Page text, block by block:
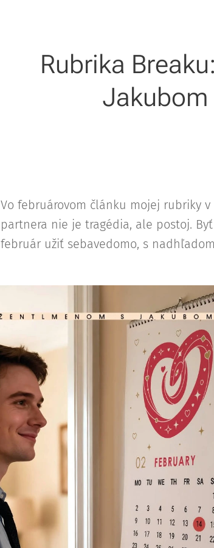
Rubrika
Jakubom
Vo februárovom článku mojej rubriky
partnera nie je tragédia, ale postoj.
február užiť sebavedomo, s